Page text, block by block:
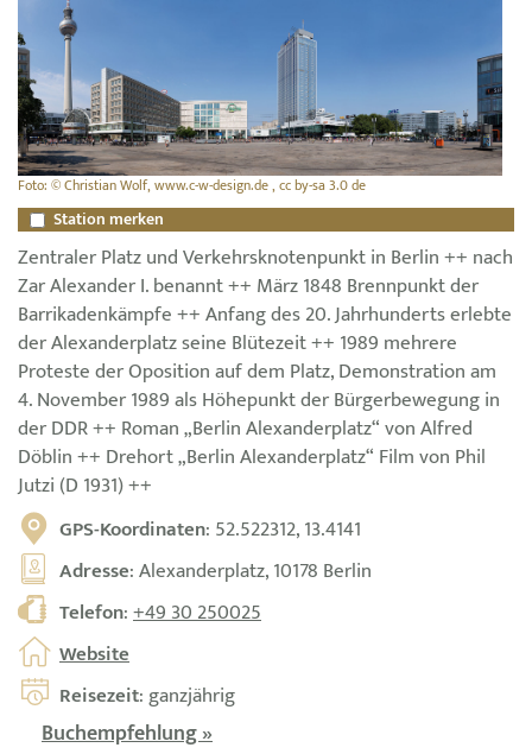
Foto: © Christian Wolf, www.c-w-design.de , cc by-sa 3.0 de
Station merken
Zentraler Platz und Verkehrsknotenpunkt in Berlin ++ nach
Zar Alexander I. benannt ++ März 1848 Brennpunkt der
Barrikadenkämpfe ++ Anfang des 20. Jahrhunderts erlebte
der Alexanderplatz seine Blütezeit ++ 1989 mehrere
Proteste der Oposition auf dem Platz, Demonstration am
4. November 1989 als Höhepunkt der Bürgerbewegung in
der DDR ++ Roman „Berlin Alexanderplatz“ von Alfred
Döblin ++ Drehort „Berlin Alexanderplatz“ Film von Phil
Jutzi (D 1931) ++
GPS-Koordinaten: 52.522312, 13.4141
Adresse: Alexanderplatz, 10178 Berlin
Telefon:+49 30 250025
Website
Reisezeit: ganzjährig
Buchempfehlung »